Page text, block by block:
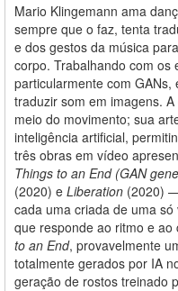
Mario Klingemann ama
sempre que o faz, tenta
e dos gestos da música
corpo. Trabalhando com os
particularmente com
traduzir som em imagens.
meio do movimento; sua
inteligência artificial,
três obras em vídeo
Things to an End (GAN
(2020) e Liberation (2020)
cada uma criada de uma
que responde ao ritmo e ao
to an End, provavelmente
totalmente gerados por IA
geração de rostos treinado